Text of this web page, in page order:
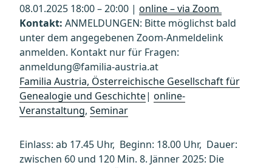
08.01.2025 18:00 – 20:00 | online – via Zoom
Kontakt: ANMELDUNGEN: Bitte möglichst bald
unter dem angegebenen Zoom-Anmeldelink
anmelden. Kontakt nur für Fragen:
anmeldung@familia-austria.at
Familia Austria, Österreichische Gesellschaft für
Genealogie und Geschichte| online-
Veranstaltung, Seminar
Einlass: ab 17.45 Uhr, Beginn: 18.00 Uhr, Dauer:
zwischen 60 und 120 Min. 8. Jänner 2025: Die